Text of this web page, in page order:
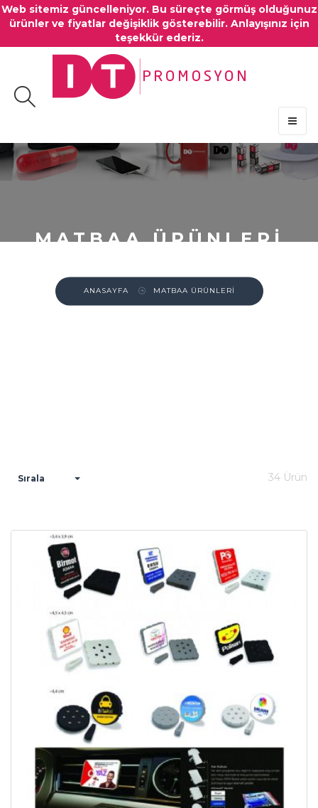
Web sitemiz güncelleniyor. Bu süreçte görmüş olduğunuz
ürünler ve fiyatlar değişiklik gösterebilir. Anlayışınız için
teşekkür ederiz.
MATBAA ÜRÜNLERİ
ANASAYFA MATBAA ÜRÜNLERİ
Sırala 34 Ürün